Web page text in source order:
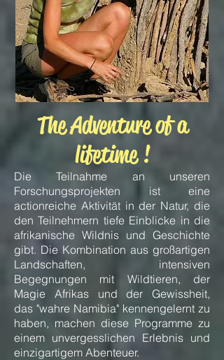
The Adventure of a
lifetime !
Die Teilnahme an unseren
Forschungsprojekten ist eine
actionreiche Aktivität in der Natur, die
den Teilnehmern tiefe Einblicke in die
afrikanische Wildnis und Geschichte
gibt. Die Kombination aus großartigen
Landschaften, intensiven
Begegnungen mit Wildtieren, der
Magie Afrikas und der Gewissheit,
das "wahre Namibia" kennengelernt zu
haben, machen diese Programme zu
einem unvergesslichen Erlebnis und
einzigartigem Abenteuer.